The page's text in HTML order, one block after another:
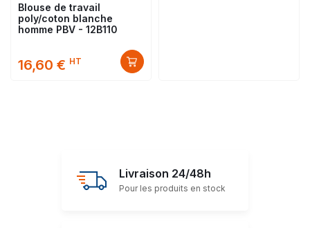
Blouse de travail
poly/coton blanche
homme PBV - 12B110
16,60 € HT
Livraison 24/48h
Pour les produits en stock